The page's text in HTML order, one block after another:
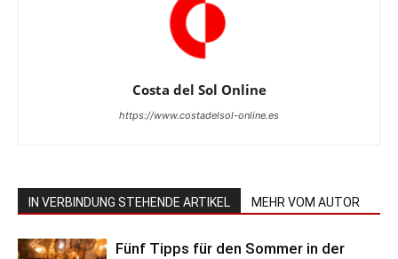
Costa del Sol Online
https://www.costadelsol-online.es
IN VERBINDUNG STEHENDE ARTIKEL MEHR VOM AUTOR
Fünf Tipps für den Sommer in der